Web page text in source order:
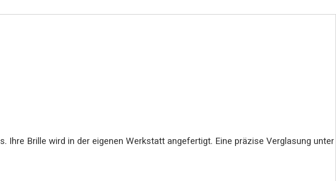
Brille wird in der eigenen Werkstatt angefertigt. Eine präzise Verglasung unter